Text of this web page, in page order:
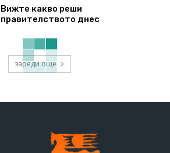
Вижте какво реши
правителството днес
зареди още